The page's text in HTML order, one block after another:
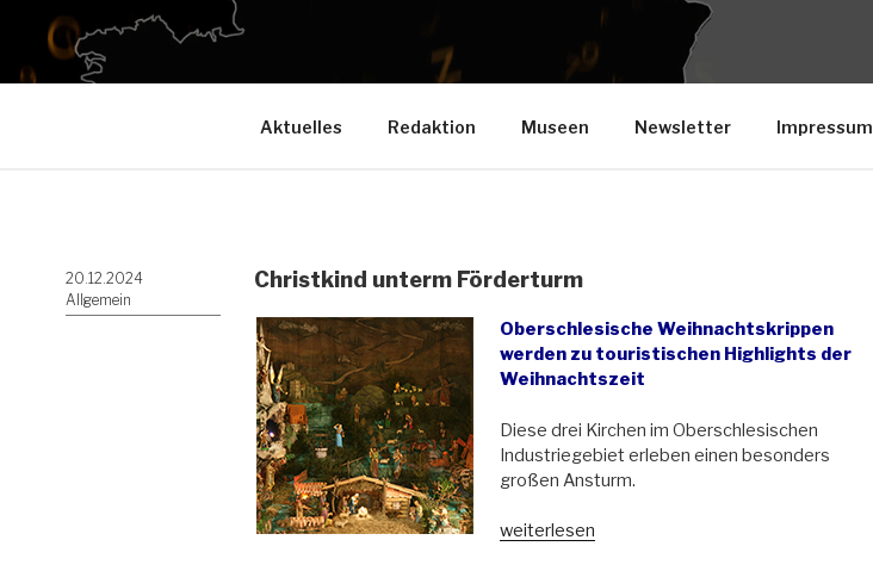
Aktuelles Redaktion Museen Newsletter Impressum
Veröffentlicht
am
20.12.2024
Allgemein
Christkind unterm Förderturm
Oberschlesische Weihnachtskrippen
werden zu touristischen Highlights der
Weihnachtszeit
Diese drei Kirchen im Oberschlesischen
Industriegebiet erleben einen besonders
großen Ansturm.
„Christkind
weiterlesen